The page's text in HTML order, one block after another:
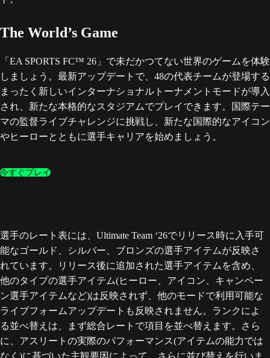
The World’s Game
「EA SPORTS FC™ 26」で未だかつてない世界のゲームを体験
しましょう。最新アップデートで、48の代表チームが登場する
まったく新しいインターナショナルトーナメントモードが導入
され、新たな本格的なスタジアムでプレイできます。国際テー
マの監督ライブチャレンジに挑戦し、新たな国際的なアイコン
やヒーローとともに選手キャリアを始めましょう。
今すぐプレイ
選手のレート表には、Ultimate Team ‘26でリリース時に入手可
能なゴールド、シルバー、ブロンズの選手アイテムが反映さ
れています。リリース後に追加された選手アイテムを含め、
他のタイプの選手アイテム(ヒーロー、アイコン、キャンペー
ン選手アイテムなど)は反映されず、他のモードで利用可能な
ライブフォームアップデートも反映されません。ランクによ
る並べ替えは、まず総合レートで項目を並べ替えます。さら
に、アスリートの実際のパフォーマンス(アイテムの能力では
なく)に基づいた主観要因によって、さらに並び替えを行いま